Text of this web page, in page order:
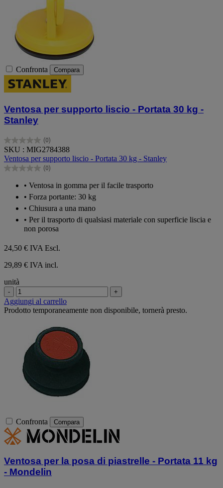
Confronta Compara
Ventosa per supporto liscio - Portata 30 kg -
Stanley
(0)
0.0
su
5
stelle.
SKU : MIG2784388
Ventosa per supporto liscio - Portata 30 kg - Stanley
(0)
0.0
stelle.
• Ventosa in gomma per il facile trasporto
• Forza portante: 30 kg
• Chiusura a una mano
• Per il trasporto di qualsiasi materiale con superficie liscia e
non porosa
24,50 € IVA Escl.
29,89 € IVA incl.
unità
- +
Aggiungi al carrello
Prodotto temporaneamente non disponibile, tornerà presto.
Confronta Compara
Ventosa per la posa di piastrelle - Portata 11 kg
- Mondelin